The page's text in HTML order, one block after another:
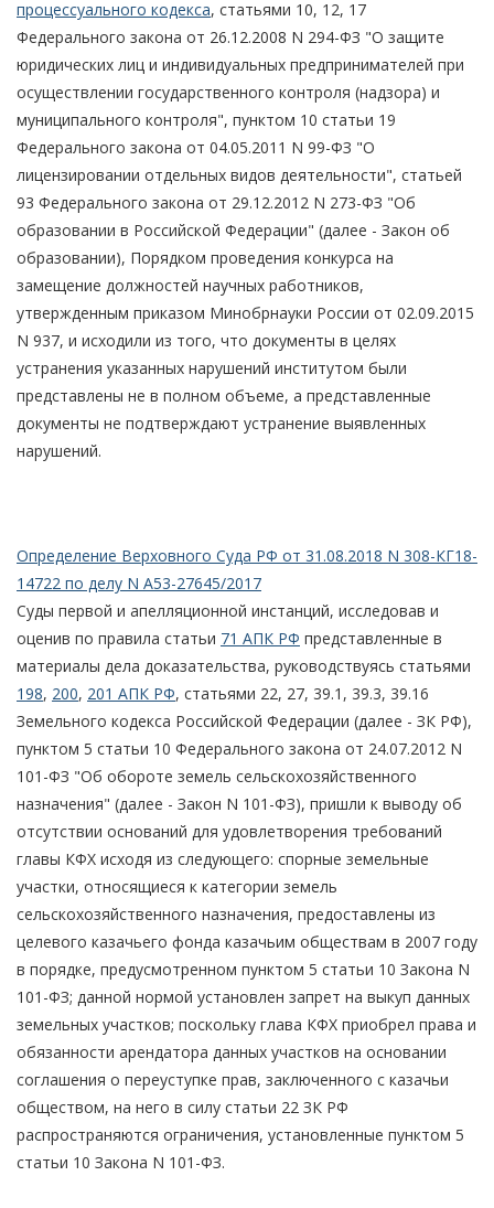
процессуального кодекса, статьями 10, 12, 17
Федерального закона от 26.12.2008 N 294-ФЗ "О защите
юридических лиц и индивидуальных предпринимателей при
осуществлении государственного контроля (надзора) и
муниципального контроля", пунктом 10 статьи 19
Федерального закона от 04.05.2011 N 99-ФЗ "О
лицензировании отдельных видов деятельности", статьей
93 Федерального закона от 29.12.2012 N 273-ФЗ "Об
образовании в Российской Федерации" (далее - Закон об
образовании), Порядком проведения конкурса на
замещение должностей научных работников,
утвержденным приказом Минобрнауки России от 02.09.2015
N 937, и исходили из того, что документы в целях
устранения указанных нарушений институтом были
представлены не в полном объеме, а представленные
документы не подтверждают устранение выявленных
нарушений.
Определение Верховного Суда РФ от 31.08.2018 N 308-КГ18-
14722 по делу N А53-27645/2017
Суды первой и апелляционной инстанций, исследовав и
оценив по правила статьи 71 АПК РФ представленные в
материалы дела доказательства, руководствуясь статьями
198, 200, 201 АПК РФ, статьями 22, 27, 39.1, 39.3, 39.16
Земельного кодекса Российской Федерации (далее - ЗК РФ),
пунктом 5 статьи 10 Федерального закона от 24.07.2012 N
101-ФЗ "Об обороте земель сельскохозяйственного
назначения" (далее - Закон N 101-ФЗ), пришли к выводу об
отсутствии оснований для удовлетворения требований
главы КФХ исходя из следующего: спорные земельные
участки, относящиеся к категории земель
сельскохозяйственного назначения, предоставлены из
целевого казачьего фонда казачьим обществам в 2007 году
в порядке, предусмотренном пунктом 5 статьи 10 Закона N
101-ФЗ; данной нормой установлен запрет на выкуп данных
земельных участков; поскольку глава КФХ приобрел права и
обязанности арендатора данных участков на основании
соглашения о переуступке прав, заключенного с казачьи
обществом, на него в силу статьи 22 ЗК РФ
распространяются ограничения, установленные пунктом 5
статьи 10 Закона N 101-ФЗ.